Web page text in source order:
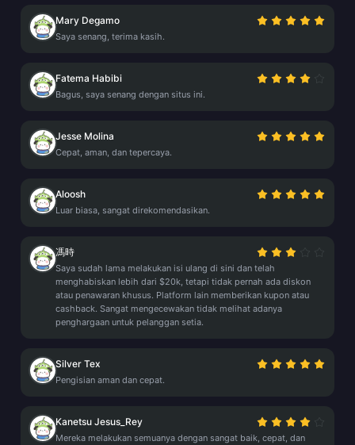
Mary Degamo
Saya senang, terima kasih.
Fatema Habibi
Bagus, saya senang dengan situs ini.
Jesse Molina
Cepat, aman, dan tepercaya.
Aloosh
Luar biasa, sangat direkomendasikan.
馮時
Saya sudah lama melakukan isi ulang di sini dan telah
menghabiskan lebih dari $20k, tetapi tidak pernah ada diskon
atau penawaran khusus. Platform lain memberikan kupon atau
cashback. Sangat mengecewakan tidak melihat adanya
penghargaan untuk pelanggan setia.
Silver Tex
Pengisian aman dan cepat.
Kanetsu Jesus_Rey
Mereka melakukan semuanya dengan sangat baik, cepat, dan